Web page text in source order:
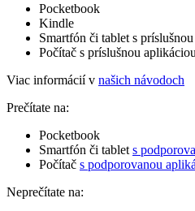
Pocketbook
Kindle
Smartfón či tablet s
Počítač s príslušnou aplikáciou
Viac informácií v našich návodoch
Prečítate na:
Pocketbook
Smartfón či tablet s
Počítač s podporovanou
Neprečítate na: